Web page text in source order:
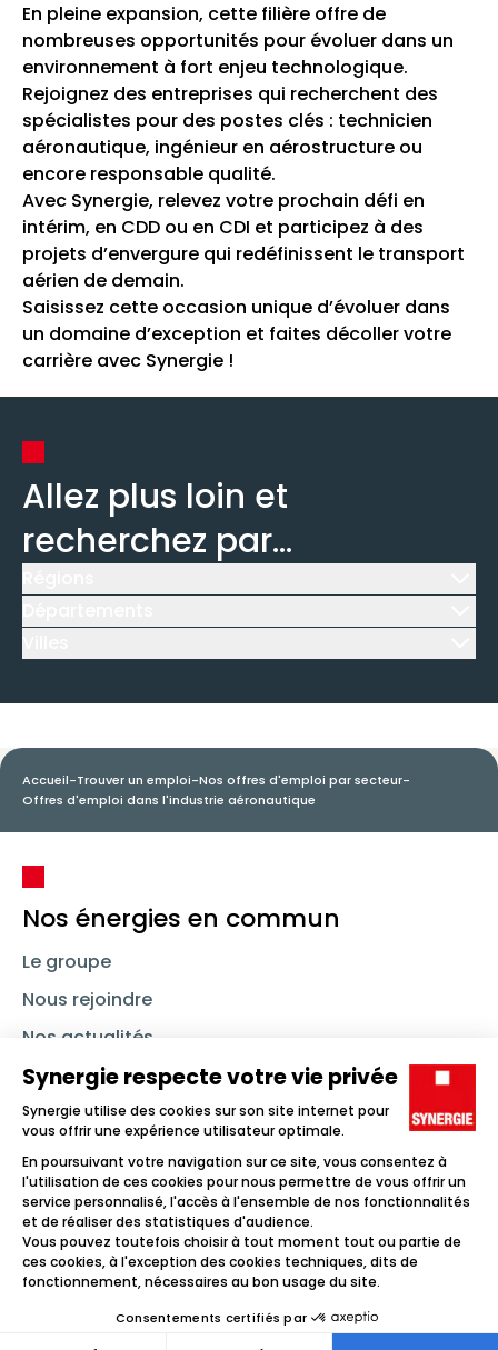
En pleine expansion, cette filière offre de
nombreuses opportunités pour évoluer dans un
environnement à fort enjeu technologique.
Rejoignez des entreprises qui recherchent des
spécialistes pour des postes clés : technicien
aéronautique, ingénieur en aérostructure ou
encore responsable qualité.
Avec Synergie, relevez votre prochain défi en
intérim, en CDD ou en CDI et participez à des
projets d’envergure qui redéfinissent le transport
aérien de demain.
Saisissez cette occasion unique d’évoluer dans
un domaine d’exception et faites décoller votre
carrière avec Synergie !
Allez plus loin et
recherchez par...
Accueil-Trouver un emploi-Nos offres d'emploi par secteur-
Offres d'emploi dans l'industrie aéronautique
Nos énergies en commun
Le groupe
Nous rejoindre
Nos actualités
Nous contacter
Linkedin SynergieInstagramTikTok Youtube
Trouver un emploi
Icône d'illustration
Candidats
Icône d'illustration
Icône d'illustration